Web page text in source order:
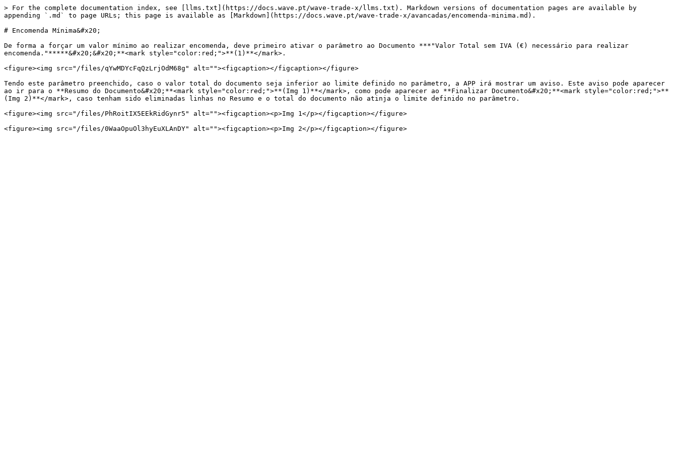
> For the complete documentation index, see [llms.txt](https://docs.wave.pt/wave-trade-x/llms.txt). Markdown versions of documentation pages are available by
appending `.md` to page URLs; this page is available as [Markdown](https://docs.wave.pt/wave-trade-x/avancadas/encomenda-minima.md).
# Encomenda Mínima&#x20;
De forma a forçar um valor mínimo ao realizar encomenda, deve primeiro ativar o parâmetro ao Documento ***"Valor Total sem IVA (€) necessário para realizar
encomenda."*****&#x20;&#x20;**<mark style="color:red;">**(1)**</mark>.
<figure><img src="/files/qYwMDYcFqQzLrjOdM68g" alt=""><figcaption></figcaption></figure>
Tendo este parâmetro preenchido, caso o valor total do documento seja inferior ao limite definido no parâmetro, a APP irá mostrar um aviso. Este aviso pode aparecer
ao ir para o **Resumo do Documento&#x20;**<mark style="color:red;">**(Img 1)**</mark>, como pode aparecer ao **Finalizar Documento&#x20;**<mark style="color:red;">**
(Img 2)**</mark>, caso tenham sido eliminadas linhas no Resumo e o total do documento não atinja o limite definido no parâmetro.
<figure><img src="/files/PhRoitIX5EEkRidGynr5" alt=""><figcaption><p>Img 1</p></figcaption></figure>